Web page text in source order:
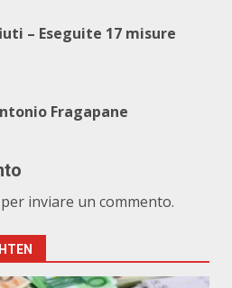
– Eseguite 17 misure
Fragapane
per inviare un commento.